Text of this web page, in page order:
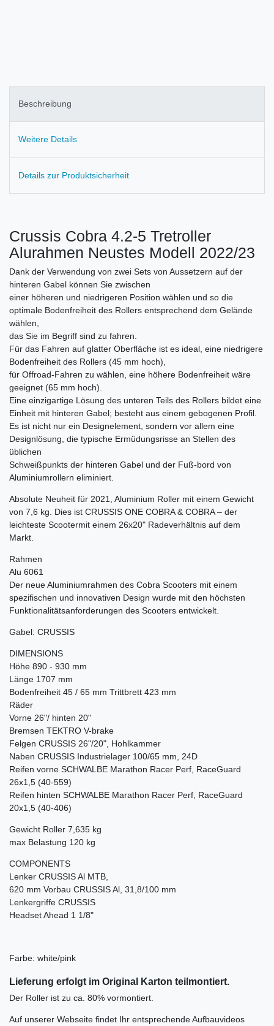
Beschreibung
Weitere Details
Details zur Produktsicherheit
Crussis Cobra 4.2-5 Tretroller
Alurahmen Neustes Modell 2022/23
Dank der Verwendung von zwei Sets von Aussetzern auf der
hinteren Gabel können Sie zwischen
einer höheren und niedrigeren Position wählen und so die
optimale Bodenfreiheit des Rollers entsprechend dem Gelände
wählen,
das Sie im Begriff sind zu fahren.
Für das Fahren auf glatter Oberfläche ist es ideal, eine niedrigere
Bodenfreiheit des Rollers (45 mm hoch),
für Offroad-Fahren zu wählen, eine höhere Bodenfreiheit wäre
geeignet (65 mm hoch).
Eine einzigartige Lösung des unteren Teils des Rollers bildet eine
Einheit mit hinteren Gabel; besteht aus einem gebogenen Profil.
Es ist nicht nur ein Designelement, sondern vor allem eine
Designlösung, die typische Ermüdungsrisse an Stellen des
üblichen
Schweißpunkts der hinteren Gabel und der Fuß-bord von
Aluminiumrollern eliminiert.
Absolute Neuheit für 2021, Aluminium Roller mit einem Gewicht
von 7,6 kg. Dies ist CRUSSIS ONE COBRA & COBRA – der
leichteste Scootermit einem 26x20" Radeverhältnis auf dem
Markt.
Rahmen
Alu 6061
Der neue Aluminiumrahmen des Cobra Scooters mit einem
spezifischen und innovativen Design wurde mit den höchsten
Funktionalitätsanforderungen des Scooters entwickelt.
Gabel: CRUSSIS
DIMENSIONS
Höhe 890 - 930 mm
Länge 1707 mm
Bodenfreiheit 45 / 65 mm Trittbrett 423 mm
Räder
Vorne 26"/ hinten 20"
Bremsen TEKTRO V-brake
Felgen CRUSSIS 26"/20", Hohlkammer
Naben CRUSSIS Industrielager 100/65 mm, 24D
Reifen vorne SCHWALBE Marathon Racer Perf, RaceGuard
26x1,5 (40-559)
Reifen hinten SCHWALBE Marathon Racer Perf, RaceGuard
20x1,5 (40-406)
Gewicht Roller 7,635 kg
max Belastung 120 kg
COMPONENTS
Lenker CRUSSIS Al MTB,
620 mm Vorbau CRUSSIS Al, 31,8/100 mm
Lenkergriffe CRUSSIS
Headset Ahead 1 1/8"
Farbe: white/pink
Lieferung erfolgt im Original Karton teilmontiert.
Der Roller ist zu ca. 80% vormontiert.
Auf unserer Webseite findet Ihr entsprechende Aufbauvideos